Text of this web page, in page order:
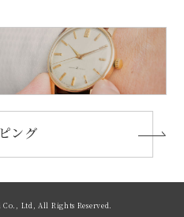
ング
Ltd, All Rights Reserved.